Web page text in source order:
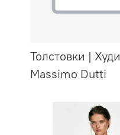
Толстовки | Худи
Massimo Dutti